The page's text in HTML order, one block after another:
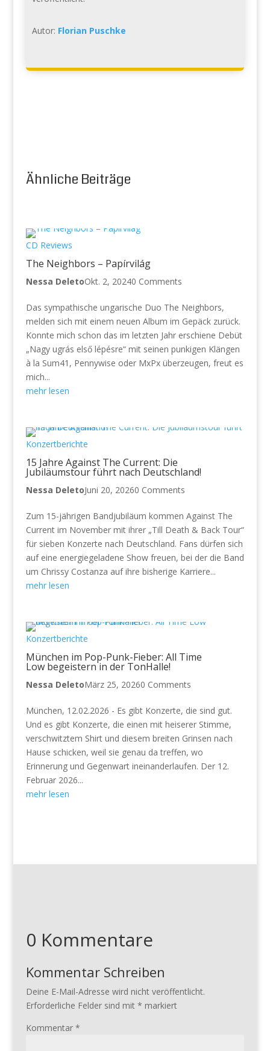
Autor: Florian Puschke
Ähnliche Beiträge
CD Reviews
The Neighbors – Papírvilág
Nessa DeletoOkt. 2, 20240 Comments
Das sympathische ungarische Duo The Neighbors,
melden sich mit einem neuen Album im Gepäck zurück.
Konnte mich schon das im letzten Jahr erschiene Debüt
„Nagy ugrás első lépésre“ mit seinen punkigen Klängen
à la Sum41, Pennywise oder MxPx überzeugen, freut es
mich...
mehr lesen
Konzertberichte
15 Jahre Against The Current: Die
Jubiläumstour führt nach Deutschland!
Nessa DeletoJuni 20, 20260 Comments
Zum 15-jährigen Bandjubiläum kommen Against The
Current im November mit ihrer „Till Death & Back Tour“
für sieben Konzerte nach Deutschland. Fans dürfen sich
auf eine energiegeladene Show freuen, bei der die Band
um Chrissy Costanza auf ihre bisherige Karriere...
mehr lesen
Konzertberichte
München im Pop-Punk-Fieber: All Time
Low begeistern in der TonHalle!
Nessa DeletoMärz 25, 20260 Comments
München, 12.02.2026 - Es gibt Konzerte, die sind gut.
Und es gibt Konzerte, die einen mit heiserer Stimme,
verschwitztem Shirt und diesem breiten Grinsen nach
Hause schicken, weil sie genau da treffen, wo
Erinnerung und Gegenwart ineinanderlaufen. Der 12.
Februar 2026...
mehr lesen
0 Kommentare
Kommentar Schreiben
Deine E-Mail-Adresse wird nicht veröffentlicht.
Erforderliche Felder sind mit * markiert
Kommentar *